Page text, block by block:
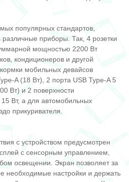
популярных стандартов,
приборы. Так, 4 розетки
мощностью 2200 Вт
кондиционеров и другой
мобильных девайсов
A (18 Вт), 2 порта USB Type-A 5
Вт) и 2 поверхности
Вт, а для автомобильных
прикуривателя.
с устройством предусмотрен
с сенсорным управлением,
освещении. Экран позволяет за
необходимые настройки и держать